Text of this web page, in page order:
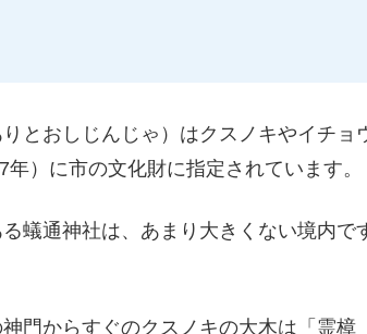
とおしじんじゃ）はクスノキやイチョ
）に市の文化財に指定されています。
蟻通神社は、あまり大きくない境内で
門からすぐのクスノキの大木は「霊樟